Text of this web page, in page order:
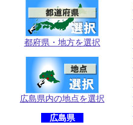
都府県・地方を選択
広島県内の地点を選択
広島県